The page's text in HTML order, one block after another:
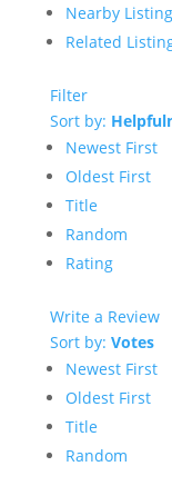
Nearby
Related
Filter
Sort by:
Newest First
Oldest First
Title
Random
Rating
Write a Review
Sort by: Votes
Newest First
Oldest First
Title
Random